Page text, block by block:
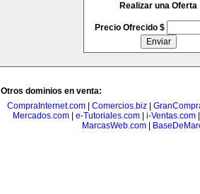
Realizar una Oferta
Precio Ofrecido $
Otros dominios en venta:
CompraInternet.com| Comercios.biz|
Mercados.com
e-Tutoriales.com i-Ventas.com
MarcasWeb.com